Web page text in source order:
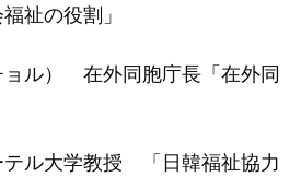
祉の役割」
ル） 在外同胞庁長「在外同
ル大学教授 「日韓福祉協力